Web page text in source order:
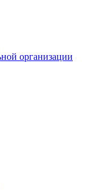
организации